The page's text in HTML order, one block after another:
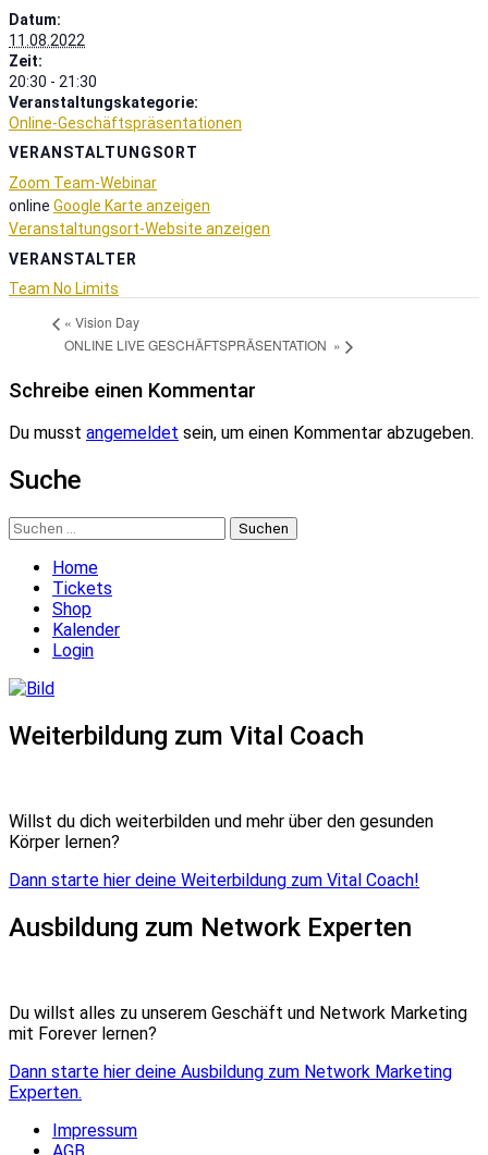
Datum:
11.08.2022
Zeit:
20:30 - 21:30
Veranstaltungskategorie:
Online-Geschäftspräsentationen
VERANSTALTUNGSORT
Zoom Team-Webinar
online Google Karte anzeigen
Veranstaltungsort-Website anzeigen
VERANSTALTER
Team No Limits
« Vision Day
ONLINE LIVE GESCHÄFTSPRÄSENTATION »
Schreibe einen Kommentar
Du musst angemeldet sein, um einen Kommentar abzugeben.
Suche
Suchen
nach:
Home
Tickets
Shop
Kalender
Login
Weiterbildung zum Vital Coach
Willst du dich weiterbilden und mehr über den gesunden
Körper lernen?
Dann starte hier deine Weiterbildung zum Vital Coach!
Ausbildung zum Network Experten
Du willst alles zu unserem Geschäft und Network Marketing
mit Forever lernen?
Dann starte hier deine Ausbildung zum Network Marketing
Experten.
Impressum
AGB